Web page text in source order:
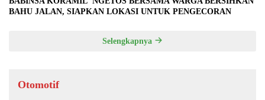
BAHU JALAN, SIAPKAN LOKASI UNTUK PENGECORAN
Selengkapnya
Otomotif